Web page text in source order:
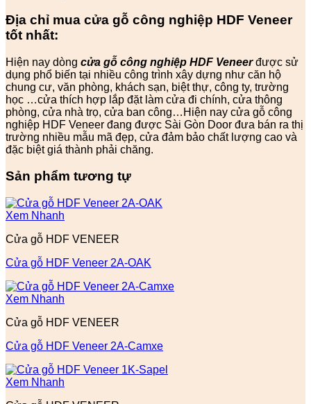
Địa chỉ mua cửa gỗ công nghiệp HDF Veneer
tốt nhất:
Hiện nay dòng cửa gỗ công nghiệp HDF Veneerđược sử
dụng phổ biến tại nhiều công trình xây dựng như căn hộ
chung cư, văn phòng, khách sạn, biệt thự, công ty, trường
học …cửa thích hợp lắp đặt làm cửa đi chính, cửa thông
phòng, cửa nhà trọ, cửa ban công…Hiện nay cửa gỗ công
nghiệp HDF Veneer đang được Sài Gòn Door đưa bán ra thị
trường nhiều mẫu mã đẹp, cửa đảm bảo chất lượng cao và
đặc biệt giá thành phải chăng.
Sản phẩm tương tự
Xem Nhanh
Cửa gỗ HDF VENEER
Cửa gỗ HDF Veneer 2A-OAK
Xem Nhanh
Cửa gỗ HDF VENEER
Cửa gỗ HDF Veneer 2A-Camxe
Xem Nhanh